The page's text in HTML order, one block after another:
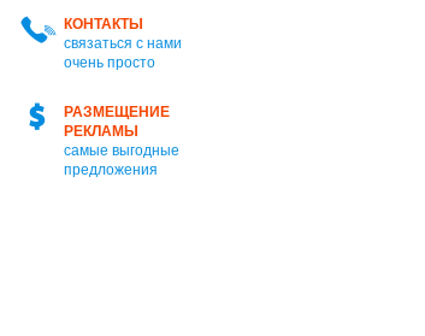
КОНТАКТЫ
связаться с нами
очень просто
РАЗМЕЩЕНИЕ
РЕКЛАМЫ
самые выгодные
предложения